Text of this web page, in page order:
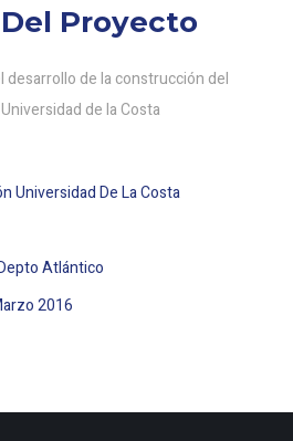
Proyecto
de la construcción del
de la Costa
Universidad De La Costa
Atlántico
2016